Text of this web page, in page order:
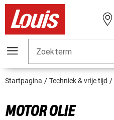
Zoekterm
Startpagina Techniek & vrije tijd
MOTOR OLIE